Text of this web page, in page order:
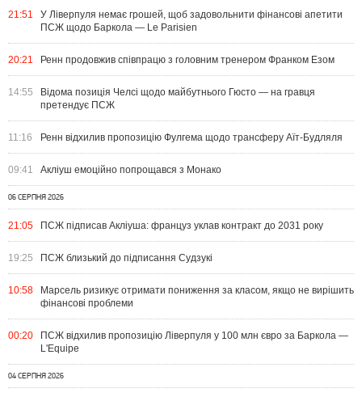
21:51
У Ліверпуля немає грошей, щоб задовольнити фінансові апетити
ПСЖ щодо Баркола — Le Parisien
20:21 Ренн продовжив співпрацю з головним тренером Франком Езом
14:55
Відома позиція Челсі щодо майбутнього Гюсто — на гравця
претендує ПСЖ
11:16 Ренн відхилив пропозицію Фулгема щодо трансферу Аїт-Будляля
09:41 Акліуш емоційно попрощався з Монако
06 СЕРПНЯ 2026
21:05 ПСЖ підписав Акліуша: француз уклав контракт до 2031 року
19:25 ПСЖ близький до підписання Судзукі
10:58
Марсель ризикує отримати пониження за класом, якщо не вирішить
фінансові проблеми
00:20
ПСЖ відхилив пропозицію Ліверпуля у 100 млн євро за Баркола —
L'Equipe
04 СЕРПНЯ 2026